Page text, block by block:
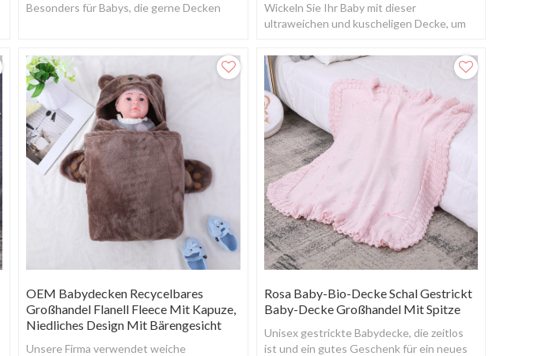
Besonders für Babys, die gerne Decken
Wickeln Sie Ihr Baby mit dieser
ultraweichen und kuscheligen Decke, um
OEM Babydecken Recycelbares
Großhandel Flanell Fleece Mit Kapuze,
Niedliches Design Mit Bärengesicht
Unsere Firma verwendet weiche
Rosa Baby-Bio-Decke Schal Gestrickt
Baby-Decke Großhandel Mit Spitze
Unisex gestrickte Babydecke, die zeitlos
ist und ein gutes Geschenk für ein neues